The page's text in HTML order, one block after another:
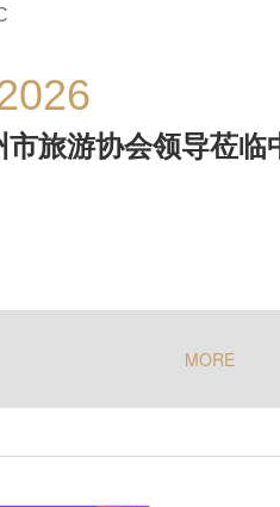
旅游协会领导莅临
MORE